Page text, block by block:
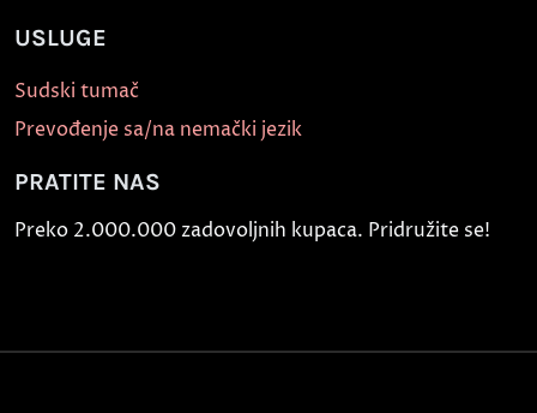
USLUGE
Sudski tumač
Prevođenje sa/na nemački jezik
PRATITE NAS
Preko 2.000.000 zadovoljnih kupaca. Pridružite se!